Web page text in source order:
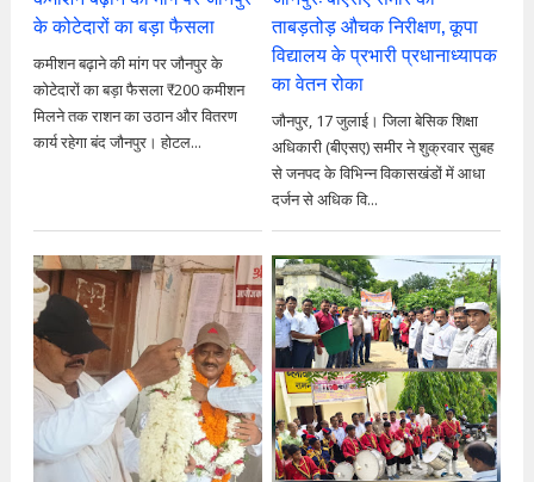
के कोटेदारों का बड़ा फैसला
कमीशन बढ़ाने की मांग पर जौनपुर के
कोटेदारों का बड़ा फैसला ₹200 कमीशन
मिलने तक राशन का उठान और वितरण
कार्य रहेगा बंद जौनपुर। होटल...
ताबड़तोड़ औचक निरीक्षण, कूपा
विद्यालय के प्रभारी प्रधानाध्यापक
का वेतन रोका
जौनपुर, 17 जुलाई। जिला बेसिक शिक्षा
अधिकारी (बीएसए) समीर ने शुक्रवार सुबह
से जनपद के विभिन्न विकासखंडों में आधा
दर्जन से अधिक वि...